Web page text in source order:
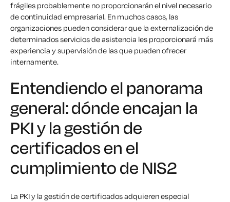
frágiles probablemente no proporcionarán el nivel necesario
de continuidad empresarial. En muchos casos, las
organizaciones pueden considerar que la externalización de
determinados servicios de asistencia les proporcionará más
experiencia y supervisión de las que pueden ofrecer
internamente.
Entendiendo el panorama
general: dónde encajan la
PKI y la gestión de
certificados en el
cumplimiento de NIS2
La PKI y la gestión de certificados adquieren especial